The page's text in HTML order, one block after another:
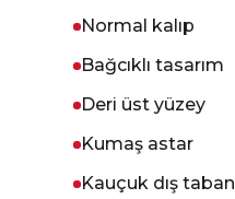
Normal kalıp
Bağcıklı tasarım
Deri üst yüzey
Kumaş astar
Kauçuk dış taban